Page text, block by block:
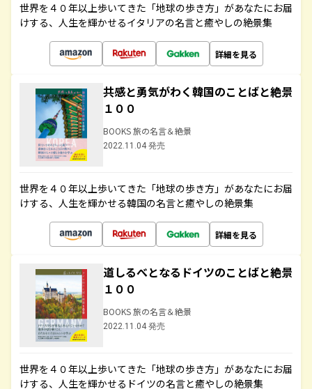
世界を４０年以上歩いてきた「地球の歩き方」があなたにお届
けする、人生を輝かせるイタリアの名言と癒やしの絶景集
詳細を見る
共感と勇気がわく韓国のことばと絶景
１００
BOOKS 旅の名言＆絶景
2022.11.04 発売
世界を４０年以上歩いてきた「地球の歩き方」があなたにお届
けする、人生を輝かせる韓国の名言と癒やしの絶景集
詳細を見る
道しるべとなるドイツのことばと絶景
１００
BOOKS 旅の名言＆絶景
2022.11.04 発売
世界を４０年以上歩いてきた「地球の歩き方」があなたにお届
けする、人生を輝かせるドイツの名言と癒やしの絶景集